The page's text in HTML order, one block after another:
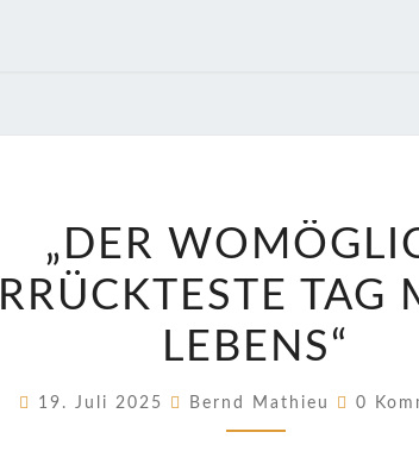
WOMÖGLICH
MEINES
LEBENS“
„DER
TAG
LEBENS“
19. Juli 2025 Bernd Mathieu 0